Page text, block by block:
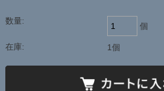
数量:
個
在庫: 1個